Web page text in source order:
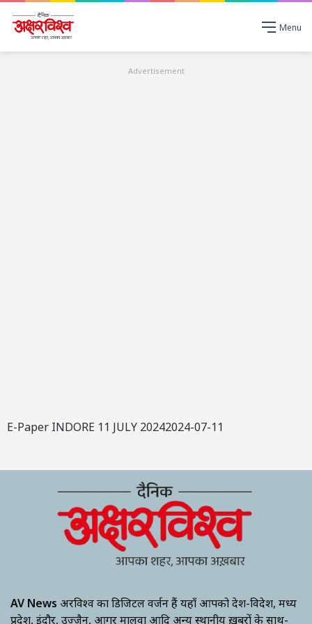
Menu
Advertisement
E-Paper INDORE 11 JULY 20242024-07-11
AV News अक्षरविश्व का डिजिटल वर्जन हैं यहाँ आपको देश-विदेश, मध्य
प्रदेश, इंदौर, उज्जैन, आगर मालवा आदि अन्य स्थानीय ख़बरों के साथ-